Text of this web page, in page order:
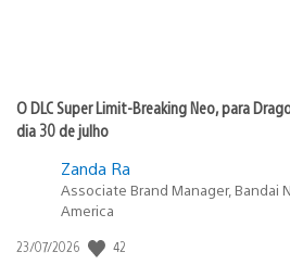
O DLC Super Limit-Breaking Neo, para
dia 30 de julho
Zanda Ra
Associate Brand Manager, Bandai
America
Data
23/07/2026 42